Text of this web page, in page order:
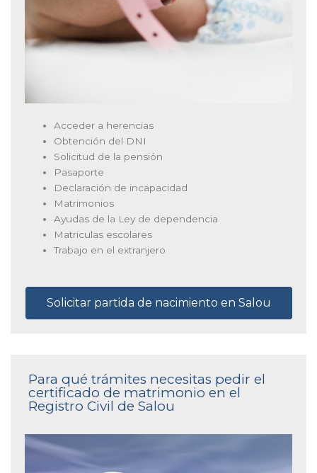
Acceder a herencias
Obtención del DNI
Solicitud de la pensión
Pasaporte
Declaración de incapacidad
Matrimonios
Ayudas de la Ley de dependencia
Matriculas escolares
Trabajo en el extranjero
Solicitar partida de nacimiento en Salou
Para qué trámites necesitas pedir el
certificado de matrimonio en el
Registro Civil de Salou